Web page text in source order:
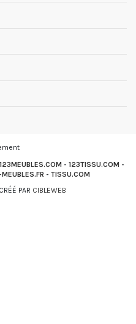
123MEUBLES.COM - 123TISSU.COM -
- TISSU.COM
PAR CIBLEWEB